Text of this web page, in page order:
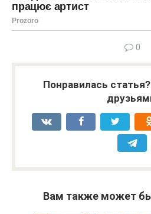
0
Понравилась
Вам также может